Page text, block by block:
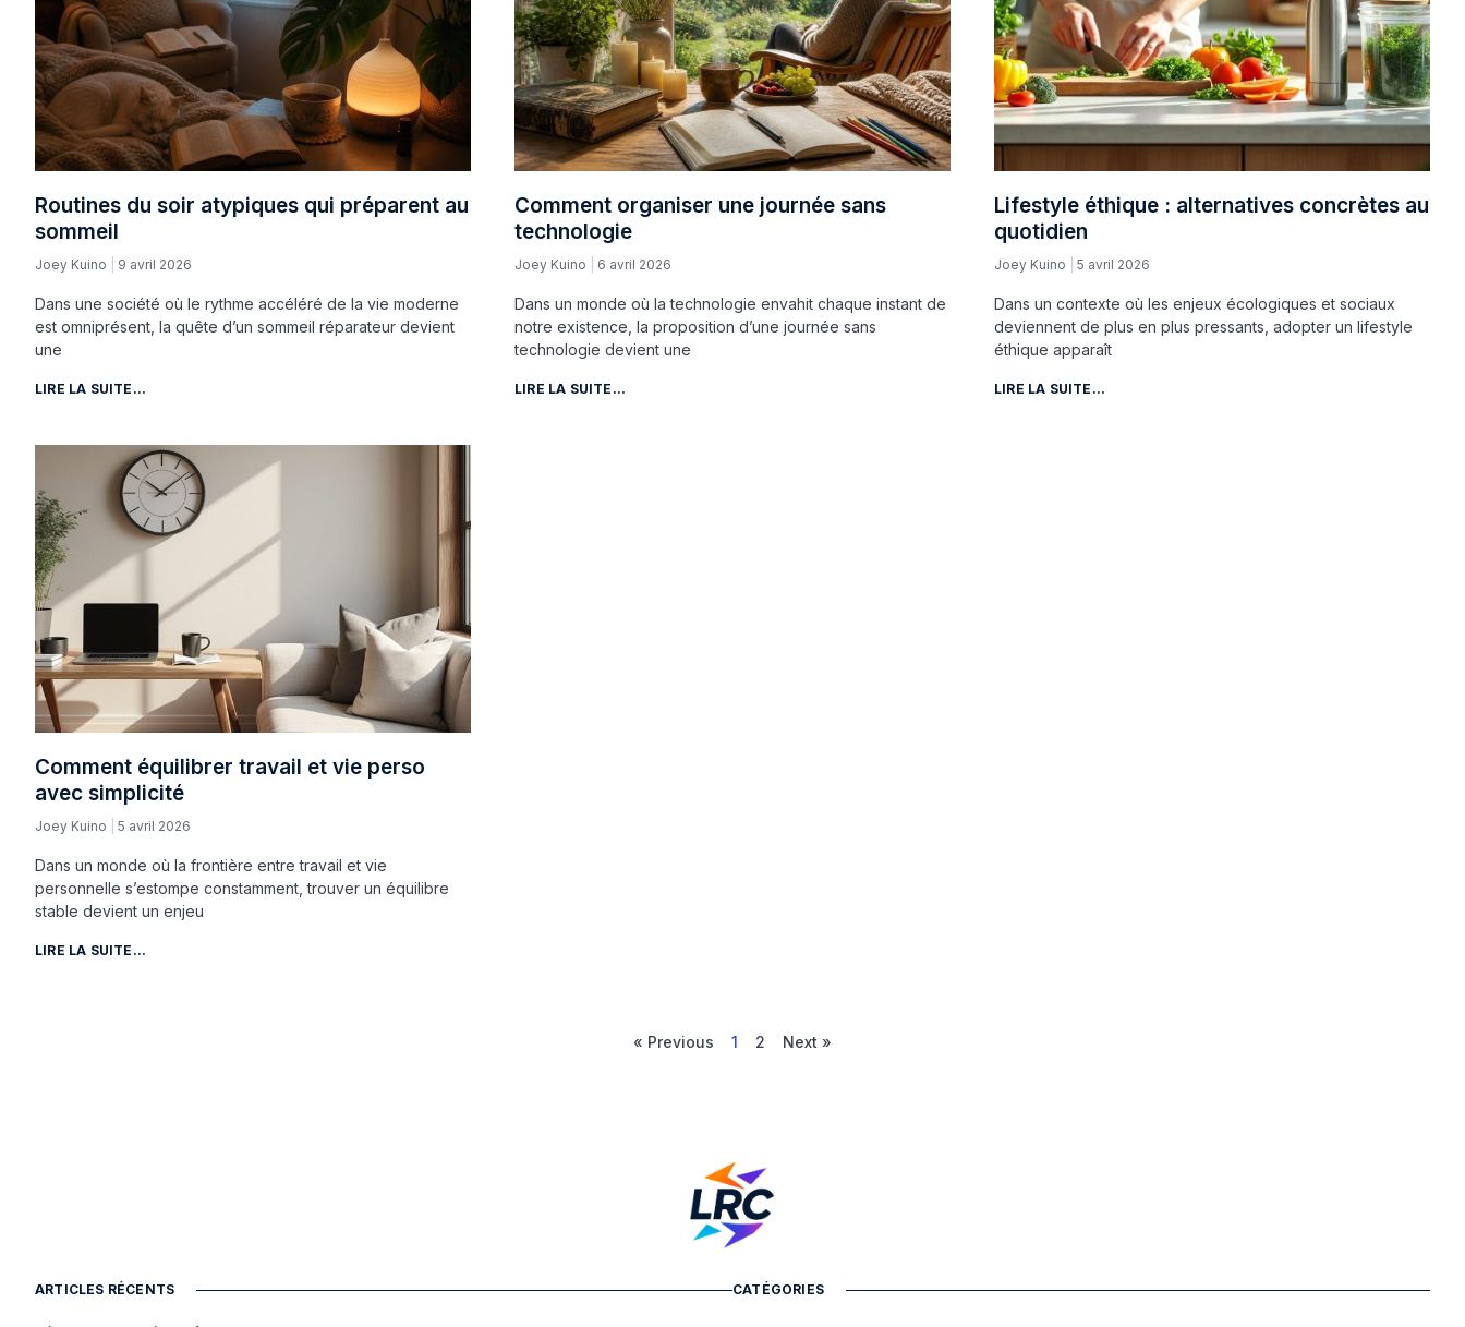
Routines du soir atypiques qui préparent au
sommeil
Joey Kuino 9 avril 2026
Dans une société où le rythme accéléré de la vie moderne
est omniprésent, la quête d’un sommeil réparateur devient
une
LIRE LA SUITE...
Comment organiser une journée sans
technologie
Joey Kuino 6 avril 2026
Dans un monde où la technologie envahit chaque instant de
notre existence, la proposition d’une journée sans
technologie devient une
LIRE LA SUITE...
Lifestyle éthique : alternatives concrètes au
quotidien
Joey Kuino 5 avril 2026
Dans un contexte où les enjeux écologiques et sociaux
deviennent de plus en plus pressants, adopter un lifestyle
éthique apparaît
LIRE LA SUITE...
Comment équilibrer travail et vie perso
avec simplicité
Joey Kuino 5 avril 2026
Dans un monde où la frontière entre travail et vie
personnelle s’estompe constamment, trouver un équilibre
stable devient un enjeu
LIRE LA SUITE...
« Previous 1 2 Next »
ARTICLES RÉCENTS CATÉGORIES